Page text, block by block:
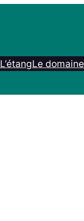
L’étangLe domaine